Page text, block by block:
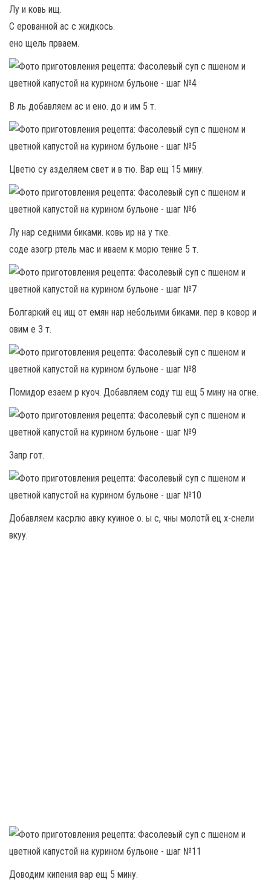
Лу и ковь ищ.
С ерованной ас с жидкось.
ено щель прваем.
В ль добавляем ас и ено. до и им 5 т.
Цветю су азделяем свет и в тю. Вар ещ 15 мину.
Лу нар седними биками. ковь ир на у тке.
соде азогр ртель мас и иваем к морю тение 5 т.
Болгаркий ец ищ от емян нар небольими биками. пер в ковор и
овим е 3 т.
Помидор езаем р куоч. Добавляем соду тш ещ 5 мину на огне.
Запр гот.
Добавляем касрлю авку куиное о. ы с, чны молотй ец х-снели
вкуу.
Доводим кипения вар ещ 5 мину.